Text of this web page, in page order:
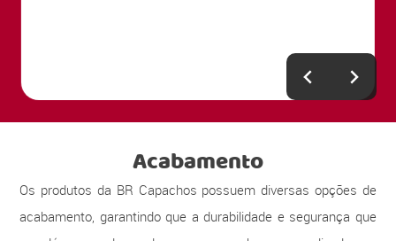
Acabamento
Os produtos da BR Capachos possuem diversas opções de
acabamento, garantindo que a durabilidade e segurança que